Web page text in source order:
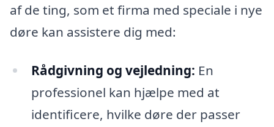
af de ting, som et firma med speciale i nye
døre kan assistere dig med:
Rådgivning og vejledning: En
professionel kan hjælpe med at
identificere, hvilke døre der passer